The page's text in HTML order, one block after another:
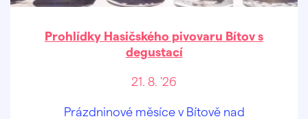
Prohlídky Hasičského pivovaru Bítov s
degustací
21. 8. '26
Prázdninové měsíce v Bítově nad